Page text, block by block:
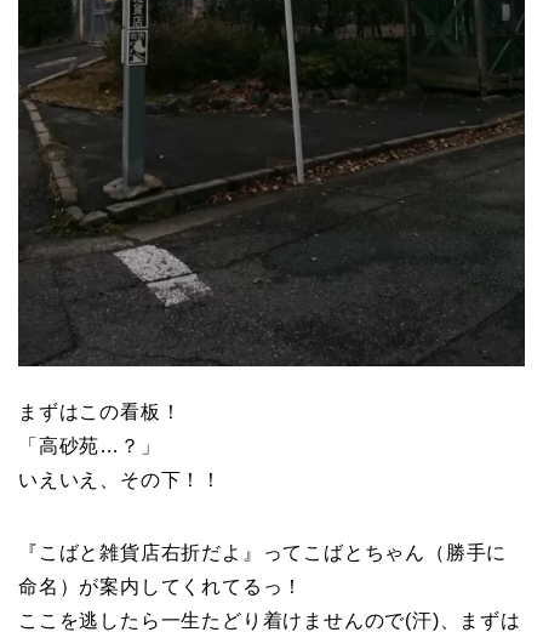
まずはこの看板！
「高砂苑…？」
いえいえ、その下！！
『こばと雑貨店右折だよ』ってこばとちゃん（勝手に
命名）が案内してくれてるっ！
ここを逃したら一生たどり着けませんので(汗)、まずは